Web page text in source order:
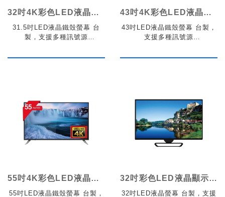
32吋4K彩色LED液晶顯示器鐵殼
31.5吋LED液晶鐵殼螢幕 台
製，支援多種訊號源
43吋4K彩色LED液晶顯示器鐵殼
43吋LED液晶鐵殼螢幕 台製，
支援多種訊號源
55吋4K彩色LED液晶顯示器鐵殼
55吋LED液晶鐵殼螢幕 台製，
32吋彩色LED液晶顯示器
32吋LED液晶螢幕 台製，支援